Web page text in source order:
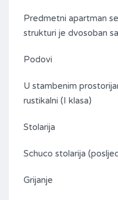
Predmetni apartman
strukturi je dvosoban
Podovi
U stambenim
rustikalni (I klasa)
Stolarija
Schuco stolarija
Grijanje